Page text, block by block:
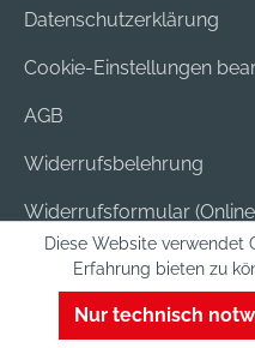
Datenschutzerklärung
Cookie-Einstellungen
AGB
Widerrufsbelehrung
Widerrufsformular
Versand & Bezahlung
Batterieentsorgung
Diese Website verwendet
Erfahrung bieten zu
Nur technisch